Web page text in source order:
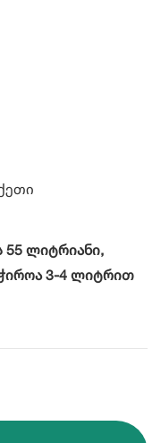
55 ლიტრიანი,
3-4 ლიტრით